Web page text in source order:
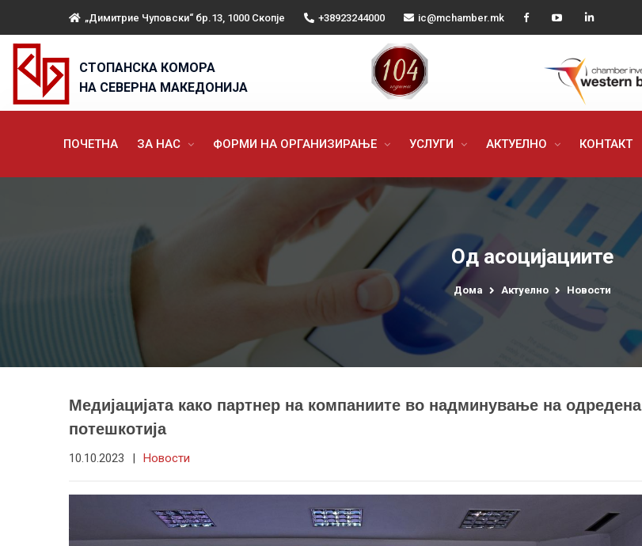
„Димитрие Чуповски“ бр.13, 1000 Скопје +38923244000 ic@mchamber.mk
СТОПАНСКА КОМОРА
НА СЕВЕРНА МАКЕДОНИЈА
ПОЧЕТНА ЗА НАС ФОРМИ НА ОРГАНИЗИРАЊЕ УСЛУГИ АКТУЕЛНО КОНТАКТ
Од асоцијациите
Дома Актуелно Новости
Медијацијата како партнер на компаниите во надминување на одредена
потешкотија
10.10.2023 | Новости